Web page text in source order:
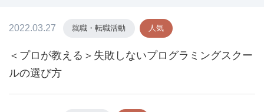
2022.03.27 就職・転職活動 人気
＜プロが教える＞失敗しないプログラミングスクー
ルの選び方